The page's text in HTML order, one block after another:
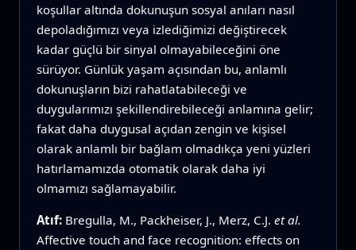
koşullar altında dokunuşun sosyal anıları nasıl
depoladığımızı veya izlediğimizi değiştirecek
kadar güçlü bir sinyal olmayabileceğini öne
sürüyor. Günlük yaşam açısından bu, anlamlı
dokunuşların bizi rahatlatabileceği ve
duygularımızı şekillendirebileceği anlamına gelir;
fakat daha duygusal açıdan zengin ve kişisel
olarak anlamlı bir bağlam olmadıkça yeni yüzleri
hatırlamamızda otomatik olarak daha iyi
olmamızı sağlamayabilir.
Atıf: Bregulla, M., Packheiser, J., Merz, C.J. et al.
Affective touch and face recognition: effects on